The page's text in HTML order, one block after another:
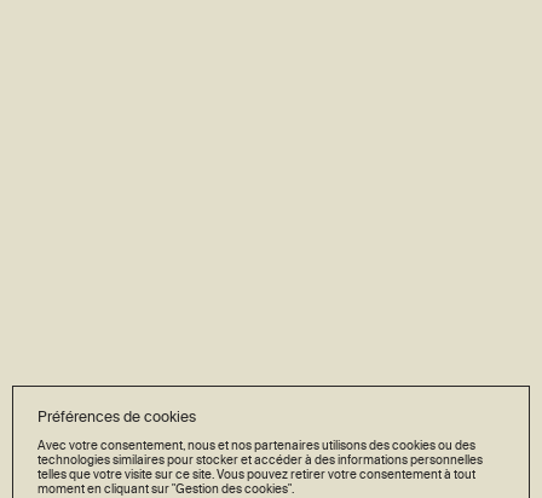
Préférences de cookies
Avec votre consentement, nous et nos partenaires utilisons des cookies ou des
technologies similaires pour stocker et accéder à des informations personnelles
telles que votre visite sur ce site. Vous pouvez retirer votre consentement à tout
moment en cliquant sur "Gestion des cookies".